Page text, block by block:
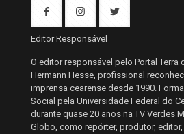
Editor Responsável
O editor responsável pelo Portal Terra
Hermann Hesse, profissional
imprensa cearense desde 1990.
Social pela Universidade Federal do
durante quase 20 anos na TV Verdes
Globo, como repórter, produtor,